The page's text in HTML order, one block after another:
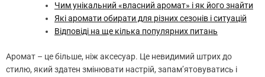
Чим унікальний «власний аромат» і як його знайти
Які аромати обирати для різних сезонів і ситуацій
Відповіді на ще кілька популярних питань
Аромат – це більше, ніж аксесуар. Це невидимий штрих до
стилю, який здатен змінювати настрій, запам’ятовуватись і